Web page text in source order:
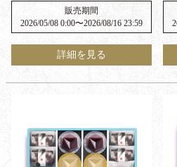
販売期間
2026/05/08 0:00〜2026/08/16 23:59
詳細を見る